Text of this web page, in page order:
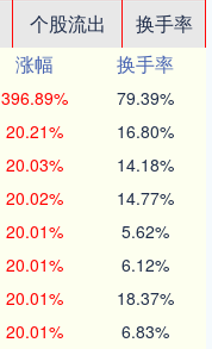
个股流出
换手率
涨幅
换手率
396.89% 79.39%
20.21% 16.80%
20.03% 14.18%
20.02% 14.77%
20.01% 5.62%
20.01% 6.12%
20.01% 18.37%
20.01% 6.83%